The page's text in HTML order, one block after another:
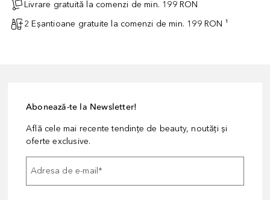
Livrare gratuită la comenzi de min. 199 RON
2 Eșantioane gratuite la comenzi de min. 199 RON ¹
Abonează-te la Newsletter!
Află cele mai recente tendințe de beauty, noutăți și
oferte exclusive.
Adresa de e-mail*